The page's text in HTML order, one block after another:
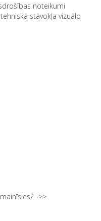
noteikumi
stāvokļa vizuālo